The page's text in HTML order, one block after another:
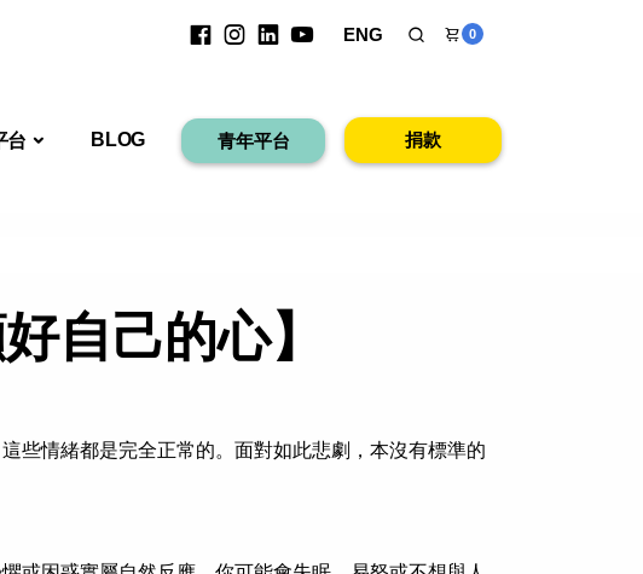
ENG 0
台 資訊平台BLOG 青年平台 捐款
自己的心】
些情緒都是完全正常的。面對如此悲劇，本沒有標準的